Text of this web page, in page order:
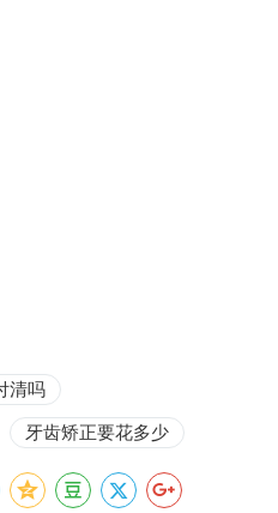
清吗
牙齿矫正要花多少